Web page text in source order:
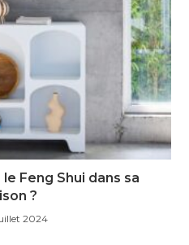
Feng Shui dans sa
?
2024